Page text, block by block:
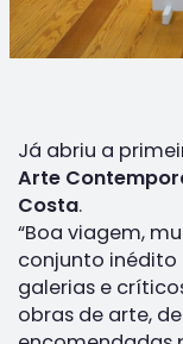
Já abriu a
Arte
Costa.
“Boa viagem,
conjunto inédito
galerias e
obras de arte,